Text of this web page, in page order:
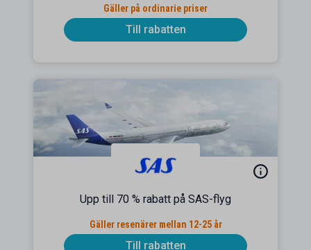
Gäller på ordinarie priser
Till rabatten
Upp till 70 % rabatt på SAS-flyg
Gäller resenärer mellan 12-25 år
Till rabatten